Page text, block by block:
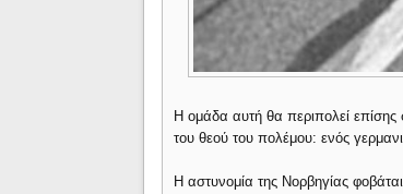
Η ομάδα αυτή θα περιπολεί επίσης
του θεού του πολέμου: ενός
Η αστυνομία της Νορβηγίας